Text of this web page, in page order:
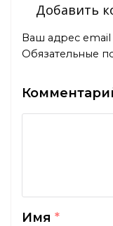
Добавить
Ваш адрес email
Обязательные
Имя *